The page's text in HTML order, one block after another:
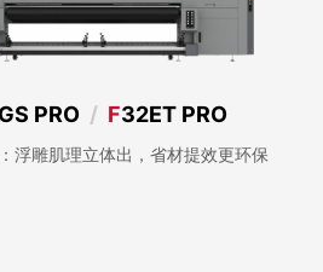
PRO / F32ET PRO
浮雕肌理立体出，省材提效更环保